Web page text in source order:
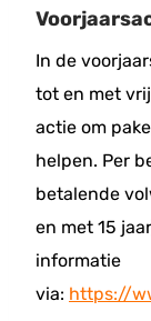
In de
tot en met
actie om
helpen. Per
betalende
en met 15
informatie
via: https://